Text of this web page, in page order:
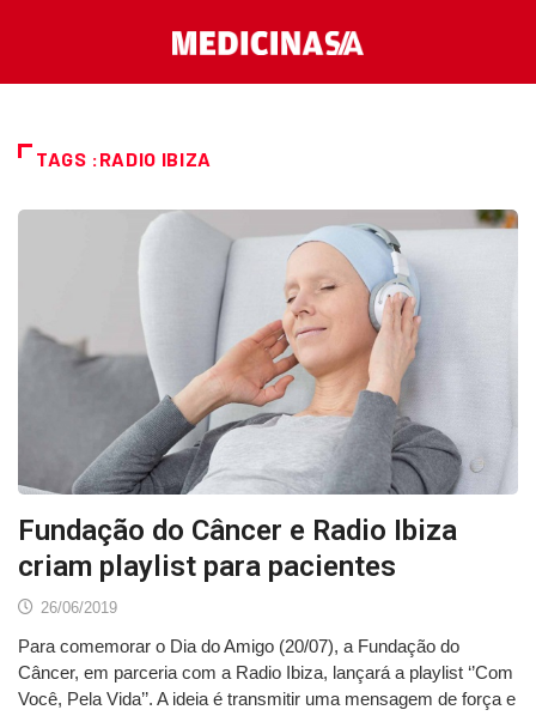
TAGS :RADIO IBIZA
Fundação do Câncer e Radio Ibiza
criam playlist para pacientes
26/06/2019
Para comemorar o Dia do Amigo (20/07), a Fundação do
Câncer, em parceria com a Radio Ibiza, lançará a playlist ‘’Com
Você, Pela Vida’’. A ideia é transmitir uma mensagem de força e